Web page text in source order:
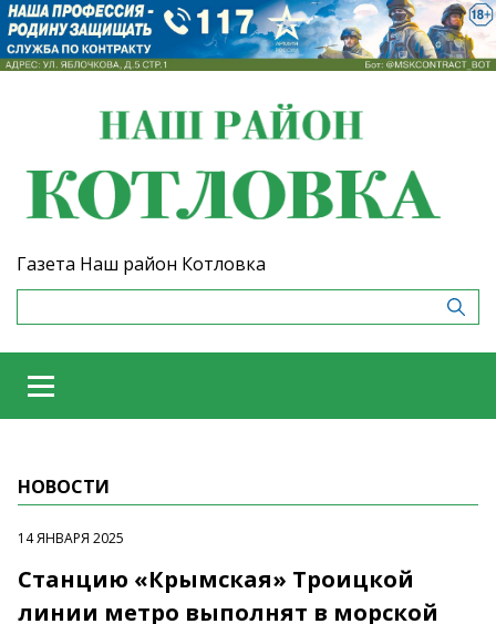
Газета Наш район Котловка
НОВОСТИ
14 ЯНВАРЯ 2025
Станцию «Крымская» Троицкой
линии метро выполнят в морской